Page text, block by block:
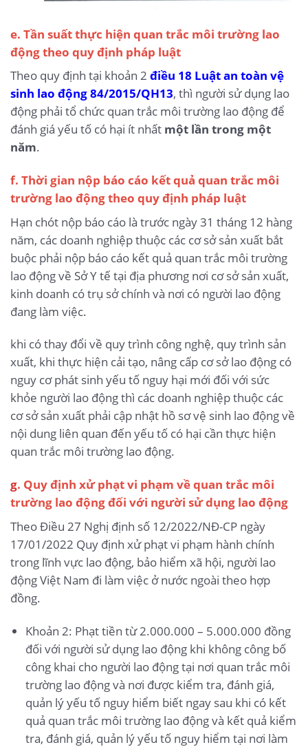
e. Tần suất thực hiện quan trắc môi trường lao
động theo quy định pháp luật
Theo quy định tại khoản 2 điều 18 Luật an toàn vệ
sinh lao động 84/2015/QH13, thì người sử dụng lao
động phải tổ chức quan trắc môi trường lao động để
đánh giá yếu tố có hại ít nhất một lần trong một
năm.
f. Thời gian nộp báo cáo kết quả quan trắc môi
trường lao động theo quy định pháp luật
Hạn chót nộp báo cáo là trước ngày 31 tháng 12 hàng
năm, các doanh nghiệp thuộc các cơ sở sản xuất bắt
buộc phải nộp báo cáo kết quả quan trắc môi trường
lao động về Sở Y tế tại địa phương nơi cơ sở sản xuất,
kinh doanh có trụ sở chính và nơi có người lao động
đang làm việc.
khi có thay đổi về quy trình công nghệ, quy trình sản
xuất, khi thực hiện cải tạo, nâng cấp cơ sở lao động có
nguy cơ phát sinh yếu tố nguy hại mới đối với sức
khỏe người lao động thì các doanh nghiệp thuộc các
cơ sở sản xuất phải cập nhật hồ sơ vệ sinh lao động về
nội dung liên quan đến yếu tố có hại cần thực hiện
quan trắc môi trường lao động.
g. Quy định xử phạt vi phạm về quan trắc môi
trường lao động đối với người sử dụng lao động
Theo Điều 27 Nghị định số 12/2022/NĐ-CP ngày
17/01/2022 Quy định xử phạt vi phạm hành chính
trong lĩnh vực lao động, bảo hiểm xã hội, người lao
động Việt Nam đi làm việc ở nước ngoài theo hợp
đồng.
Khoản 2: Phạt tiền từ 2.000.000 – 5.000.000 đồng
đối với người sử dụng lao động khi không công bố
công khai cho người lao động tại nơi quan trắc môi
trường lao động và nơi được kiểm tra, đánh giá,
quản lý yếu tố nguy hiểm biết ngay sau khi có kết
quả quan trắc môi trường lao động và kết quả kiểm
tra, đánh giá, quản lý yếu tố nguy hiểm tại nơi làm